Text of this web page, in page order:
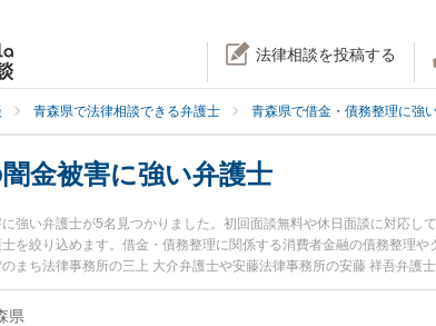
法律相談を投稿する
青森県で法律相談できる弁護士 青森県で借金・債務整理に強
金被害に強い弁護士
強い弁護士が5名見つかりました。初回面談無料や休日面談に対応
を絞り込めます。借金・債務整理に関係する消費者金融の債務整理
まち法律事務所の三上 大介弁護士や安藤法律事務所の安藤 祥吾弁
や弁護士費用、強みなどが注目されています。『青森県で土日や夜
くの弁護士を検索したい』『初回相談無料で闇金被害を法律相談でき
県